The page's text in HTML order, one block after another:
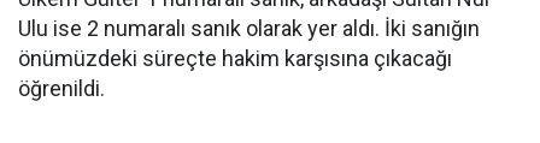
Ulu ise 2 numaralı sanık olarak yer aldı. İki sanığın
önümüzdeki süreçte hakim karşısına çıkacağı
öğrenildi.